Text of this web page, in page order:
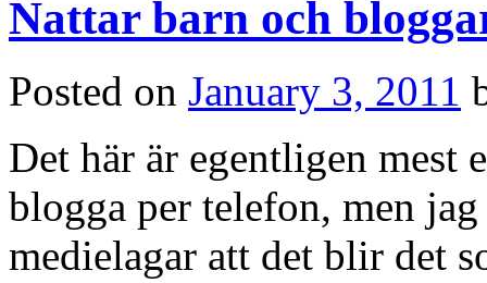
Nattar barn och
Posted on January 3, 2011
Det här är egentligen mest
blogga per telefon, men
medielagar att det blir det